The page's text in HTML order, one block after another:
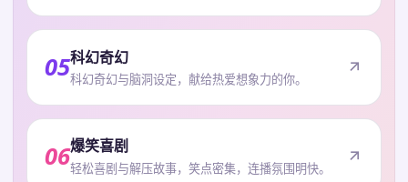
05科幻奇幻
科幻奇幻与脑洞设定，献给热爱想象力的你。
06爆笑喜剧
轻松喜剧与解压故事，笑点密集，连播氛围明快。